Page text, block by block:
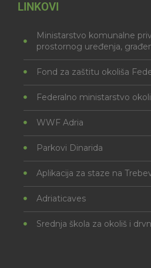
LINKOVI
Ministarstvo komunalne
prostornog uređenja,
Fond za zaštitu okoliša
Federalno ministarstvo
WWF Adria
Parkovi Dinarida
Aplikacija za staze na
Adriaticaves
Srednja škola za okoliš i